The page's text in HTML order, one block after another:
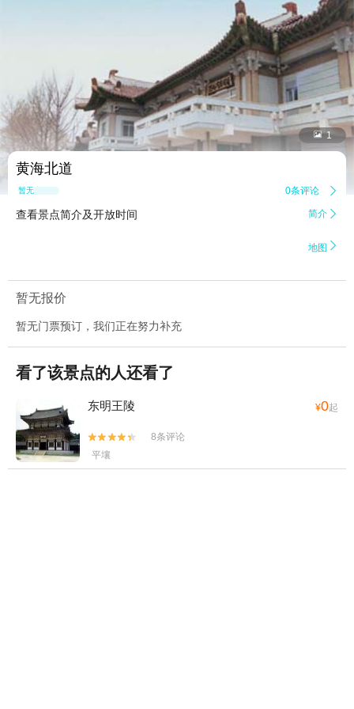
 1
黄海北道
暂无点评 0条评论 
查看景点简介及开放时间 简介 
地图 
暂无报价
暂无门票预订，我们正在努力补充
看了该景点的人还看了
东明王陵 ¥0起


8条评论
平壤